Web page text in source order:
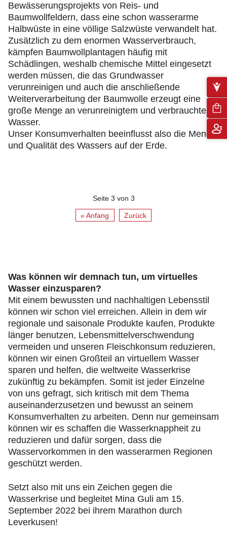
Bewässerungsprojekts von Reis- und
Baumwollfeldern, dass eine schon wasserarme
Halbwüste in eine völlige Salzwüste verwandelt hat.
Zusätzlich zu dem enormen Wasserverbrauch,
kämpfen Baumwollplantagen häufig mit
Schädlingen, weshalb chemische Mittel eingesetzt
werden müssen, die das Grundwasser
verunreinigen und auch die anschließende
Weiterverarbeitung der Baumwolle erzeugt eine
große Menge an verunreinigtem und verbrauchtem
Wasser.
Unser Konsumverhalten beeinflusst also die Menge
und Qualität des Wassers auf der Erde.
Seite 3 von 3
« Anfang Zurück
Was können wir demnach tun, um virtuelles
Wasser einzusparen?
Mit einem bewussten und nachhaltigen Lebensstil
können wir schon viel erreichen. Allein in dem wir
regionale und saisonale Produkte kaufen, Produkte
länger benutzen, Lebensmittelverschwendung
vermeiden und unseren Fleischkonsum reduzieren,
können wir einen Großteil an virtuellem Wasser
sparen und helfen, die weltweite Wasserkrise
zukünftig zu bekämpfen. Somit ist jeder Einzelne
von uns gefragt, sich kritisch mit dem Thema
auseinanderzusetzen und bewusst an seinem
Konsumverhalten zu arbeiten. Denn nur gemeinsam
können wir es schaffen die Wasserknappheit zu
reduzieren und dafür sorgen, dass die
Wasservorkommen in den wasserarmen Regionen
geschützt werden.
Setzt also mit uns ein Zeichen gegen die
Wasserkrise und begleitet Mina Guli am 15.
September 2022 bei ihrem Marathon durch
Leverkusen!